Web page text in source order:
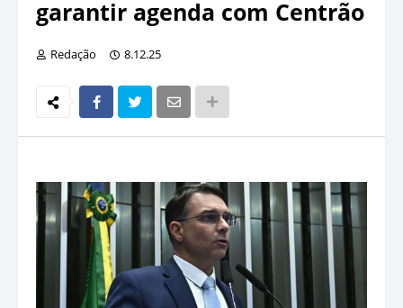
garantir agenda com Centrão
Redação 8.12.25